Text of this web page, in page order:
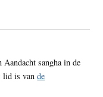
sangha in de
lid is vande